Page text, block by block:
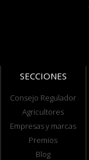
SECCIONES
Consejo Regulador
Agricultores
Empresas y marcas
Premios
Blog